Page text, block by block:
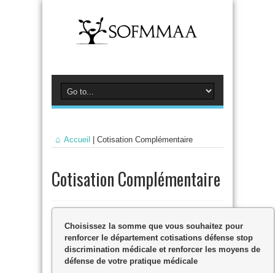
Accueil Cotisation Complémentaire
Cotisation Complémentaire
Choisissez la somme que vous souhaitez pour
renforcer le département cotisations défense stop
discrimination médicale et renforcer les moyens de
défense de votre pratique médicale